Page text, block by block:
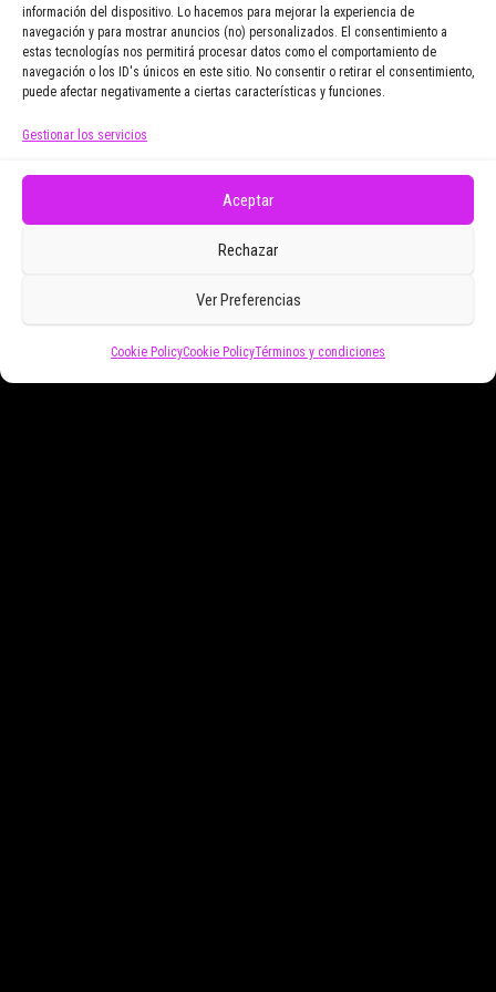
información del dispositivo. Lo hacemos para mejorar la experiencia de
navegación y para mostrar anuncios (no) personalizados. El consentimiento a
estas tecnologías nos permitirá procesar datos como el comportamiento de
navegación o los ID's únicos en este sitio. No consentir o retirar el consentimiento,
puede afectar negativamente a ciertas características y funciones.
Gestionar los servicios
Aceptar
Rechazar
Ver Preferencias
Cookie PolicyCookie PolicyTérminos y condiciones
Email Address
electrónicos promocionales de Zoomdestinos.es
Funciona gracias aWordPress |Tema:Envo Magazine